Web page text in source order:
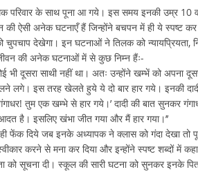
परिवार के साथ पूना आ गये। इस समय इनकी उम्र 10
ऐसी अनेक घटनाएँ हैं जिन्होंने बचपन में ही ये स्पष्ट
देखेगा। इन घटनाओं ने तिलक को न्यायप्रियता,
जीवन की अनेक घटनाओं में से कुछ निम्न हैंः-
दूसरा साथी नहीं था। अतः उन्होंने खम्भें को अपना
इस तरह खेलते हुये ये दो बार हार गये। इनकी
तुम एक खम्भे से हार गये।’ दादी की बात सुनकर
है। इसलिए खंभा जीत गया और मैं हार गया।’’
फेंक दिये जब इनके अध्यापक ने क्लास को गंदा देखा तो
करने से मना कर दिया और इन्होंने स्पष्ट शब्दों में
को सूचना दी। स्कूल की सारी घटना को सुनकर इनके